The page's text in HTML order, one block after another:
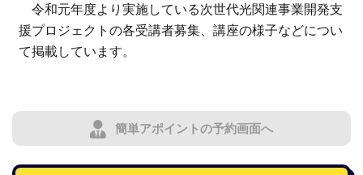
令和元年度より実施している次世代光関連事業開発支
援プロジェクトの各受講者募集、講座の様子などについ
て掲載しています。
簡単アポイントの予約画面へ